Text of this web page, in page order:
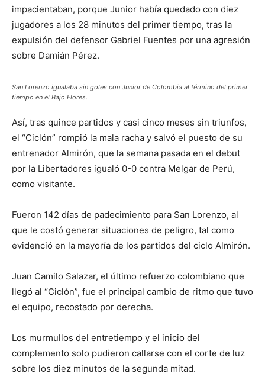
impacientaban, porque Junior había quedado con diez
jugadores a los 28 minutos del primer tiempo, tras la
expulsión del defensor Gabriel Fuentes por una agresión
sobre Damián Pérez.
San Lorenzo igualaba sin goles con Junior de Colombia al término del primer
tiempo en el Bajo Flores.
Así, tras quince partidos y casi cinco meses sin triunfos,
el “Ciclón” rompió la mala racha y salvó el puesto de su
entrenador Almirón, que la semana pasada en el debut
por la Libertadores igualó 0-0 contra Melgar de Perú,
como visitante.
Fueron 142 días de padecimiento para San Lorenzo, al
que le costó generar situaciones de peligro, tal como
evidenció en la mayoría de los partidos del ciclo Almirón.
Juan Camilo Salazar, el último refuerzo colombiano que
llegó al “Ciclón”, fue el principal cambio de ritmo que tuvo
el equipo, recostado por derecha.
Los murmullos del entretiempo y el inicio del
complemento solo pudieron callarse con el corte de luz
sobre los diez minutos de la segunda mitad.